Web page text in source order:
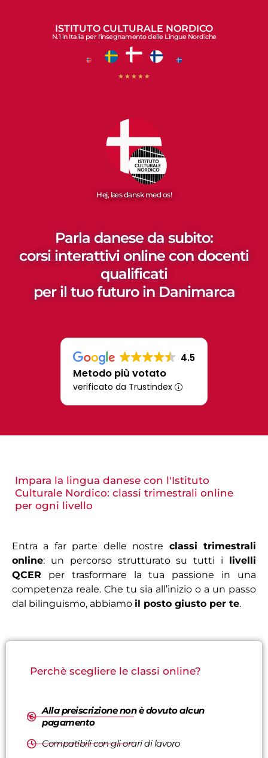
ISTITUTO CULTURALE NORDICO
N.1 in Italia per l'insegnamento delle Lingue Nordiche
★ ★ ★ ★ ★
Hej, læs dansk med os!
Parla danese da subito:
corsi interattivi online con docenti
qualificati
per il tuo futuro in Danimarca
4.5
Metodo più votato
verificato da Trustindex
Impara la lingua danese con l'Istituto
Culturale Nordico: classi trimestrali online
per ogni livello
Entra a far parte delle nostre classi trimestrali
online: un percorso strutturato su tutti i livelli
QCER per trasformare la tua passione in una
competenza reale. Che tu sia all’inizio o a un passo
dal bilinguismo, abbiamo il posto giusto per te.
Perchè scegliere le classi online?
Alla preiscrizione non è dovuto alcun
pagamento
Compatibili con gli orari di lavoro